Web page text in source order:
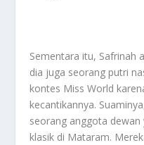
Sementara itu, Safrinah
dia juga seorang putri
kontes Miss World
kecantikannya.
seorang anggota
klasik di Mataram.